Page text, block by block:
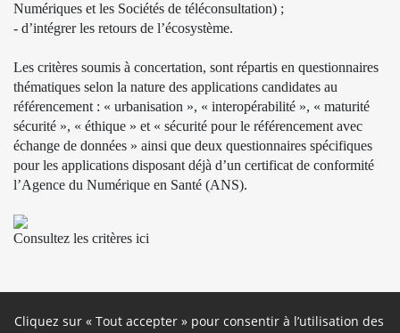
Numériques et les Sociétés de téléconsultation) ;
- d’intégrer les retours de l’écosystème.
Les critères soumis à concertation, sont répartis en questionnaires
thématiques selon la nature des applications candidates au
référencement : « urbanisation », « interopérabilité », « maturité
sécurité », « éthique » et « sécurité pour le référencement avec
échange de données » ainsi que deux questionnaires spécifiques
pour les applications disposant déjà d’un certificat de conformité
l’Agence du Numérique en Santé (ANS).
Consultez les critères ici
Cliquez sur « Tout accepter » pour consentir à l’utilisation des